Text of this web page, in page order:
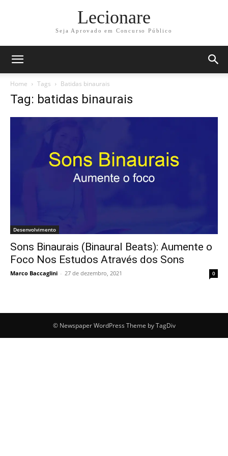
Lecionare
Seja Aprovado em Concurso Público
Home Tags Batidas binaurais
Tag: batidas binaurais
Desenvolvimento
Sons Binaurais (Binaural Beats): Aumente o
Foco Nos Estudos Através dos Sons
Marco Baccaglini - 27 de dezembro, 2021 0
© Newspaper WordPress Theme by TagDiv